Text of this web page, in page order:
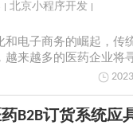
北京小程序开发
和电子商务的崛起，传
越来越多的医药企业将